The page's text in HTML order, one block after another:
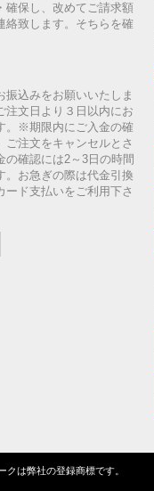
確保し、改めてご請求額
絡致します。そちらを確
振込みをお願いいたしま
文日より３日以内にお
。※期限内にご入金の確
ご注文をキャンセルとさ
確認には2～3日の時間
。お急ぎの際は代金引換
ード支払いをご利用下さ
は弊社の登録商標です。